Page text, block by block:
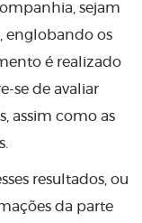
sejam
englobando os
é realizado
se de avaliar
assim como as
resultados, ou
da parte